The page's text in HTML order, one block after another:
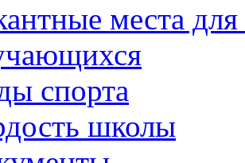
места
спорта
школы